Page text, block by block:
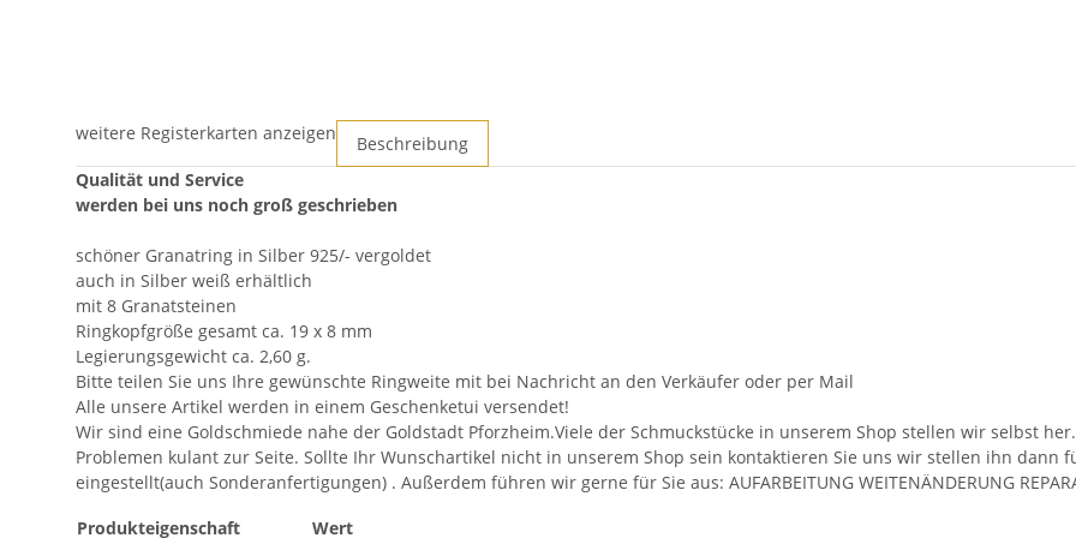
weitere Registerkarten anzeigen
Beschreibung
Qualität und Service
werden bei uns noch groß geschrieben
schöner Granatring in Silber 925/- vergoldet
auch in Silber weiß erhältlich
mit 8 Granatsteinen
Ringkopfgröße gesamt ca. 19 x 8 mm
Legierungsgewicht ca. 2,60 g.
Bitte teilen Sie uns Ihre gewünschte Ringweite mit bei Nachricht an den Verkäufer oder per Mail
Alle unsere Artikel werden in einem Geschenketui versendet!
Wir sind eine Goldschmiede nahe der Goldstadt Pforzheim.Viele der Schmuckstücke in unserem Shop stellen wir selbst
Problemen kulant zur Seite. Sollte Ihr Wunschartikel nicht in unserem Shop sein kontaktieren Sie uns wir stellen ihn dann
eingestellt(auch Sonderanfertigungen) . Außerdem führen wir gerne für Sie aus: AUFARBEITUNG WEITENÄNDERUNG
Produkteigenschaft
Wert